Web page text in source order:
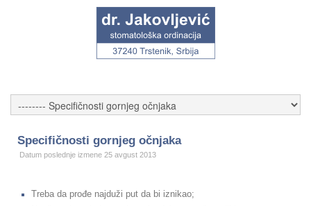
Specifičnosti gornjeg očnjaka
Datum poslednje izmene 25 avgust 2013
Treba da prođe najduži put da bi iznikao;